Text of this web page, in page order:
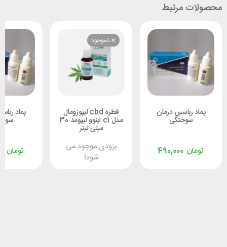
محصولات مرتبط
پماد رباسین درمان
سوختگی
490,000 تومان
ناموجود
قطره cbd لیپوزومال
مدل c1 اینوو لیپومد 30
میلی لیتر
بزودی موجود می
شود!
پماد
تومان